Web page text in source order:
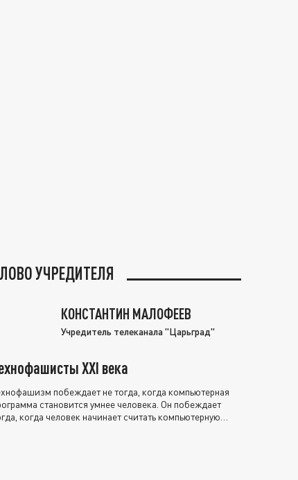
УЧРЕДИТЕЛЯ
КОНСТАНТИН МАЛОФЕЕВ
Учредитель телеканала "Царьград"
XXI века
побеждает не тогда, когда компьютерная
становится умнее человека. Он побеждает
когда человек начинает считать компьютерную